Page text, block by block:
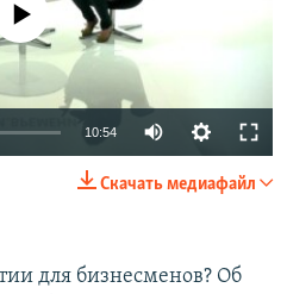
currently available
10:54
Скачать медиафайл
для бизнесменов? Об